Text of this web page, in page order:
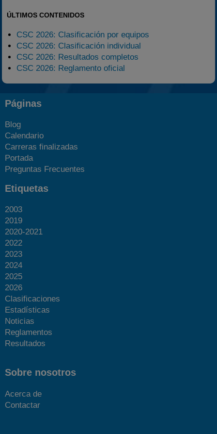
ÚLTIMOS CONTENIDOS
CSC 2026: Clasificación por equipos
CSC 2026: Clasificación individual
CSC 2026: Resultados completos
CSC 2026: Reglamento oficial
Páginas
Blog
Calendario
Carreras finalizadas
Portada
Preguntas Frecuentes
Etiquetas
2003
2019
2020-2021
2022
2023
2024
2025
2026
Clasificaciones
Estadísticas
Noticias
Reglamentos
Resultados
Sobre nosotros
Acerca de
Contactar